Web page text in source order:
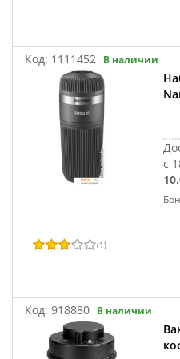
Код: 1111452 В наличии
с
(1)
Код: 918880 В наличии